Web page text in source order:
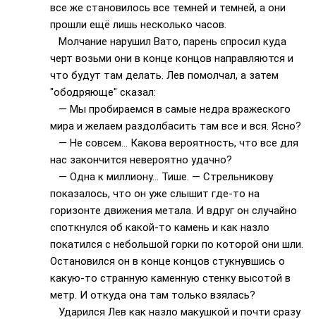
все же становилось все темней и темней, а они
прошли ещё лишь несколько часов.
Молчание нарушил Вато, парень спросил куда
черт возьми они в конце концов направляются и
что будут там делать. Лев помолчал, а затем
"ободряюще" сказал:
— Мы пробираемся в самые недра вражеского
мира и желаем раздолбасить там все и вся. Ясно?
— Не совсем… Какова вероятность, что все для
нас закончится невероятно удачно?
— Одна к миллиону… Тише. — Стрельникову
показалось, что он уже слышит где-то на
горизонте движения метала. И вдруг он случайно
споткнулся об какой-то камень и как назло
покатился с небольшой горки по которой они шли.
Остановился он в конце концов стукнувшись о
какую-то странную каменную стенку высотой в
метр. И откуда она там только взялась?
Ударился Лев как назло макушкой и почти сразу